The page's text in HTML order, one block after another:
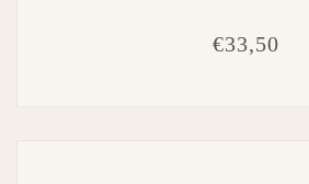
€33,50